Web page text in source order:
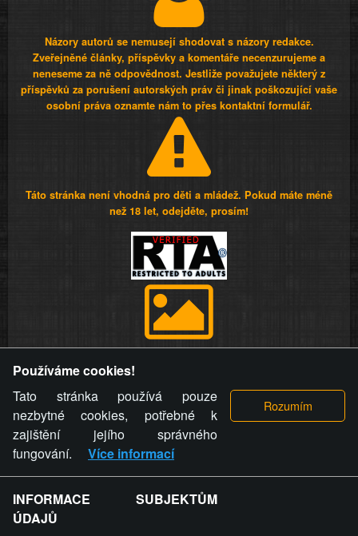
Názory autorů se nemusejí shodovat s názory redakce.
Zveřejněné články, příspěvky a komentáře necenzurujeme a
neneseme za ně odpovědnost. Jestliže považujete některý z
příspěvků za porušení autorských práv či jinak poškozující vaše
osobní práva oznamte nám to přes kontaktní formulář.
Táto stránka není vhodná pro děti a mládež. Pokud máte méně
než 18 let, odejděte, prosím!
videa a komentáře. Osoba, které se toto opatření provozovatele
stránky týče, ani osoba, která umístila fotografii nebo video na
stránku, nemůže z důvodu odstranění fotografie, videa nebo
komentáře pro výše uvedenou okolnost uplatnit vůči
provozovateli stránky žádný nárok na náhradu škody nebo
nemajetkové újmy.
ZVRÁCENÝ.CZ - Svět není zvrácenej. To jen
Používáme cookies!
Tato stránka používá pouze
nezbytné cookies, potřebné k
zajištění jejího správného
fungování.
Více informací
INFORMACE SUBJEKTŮM
ÚDAJŮ